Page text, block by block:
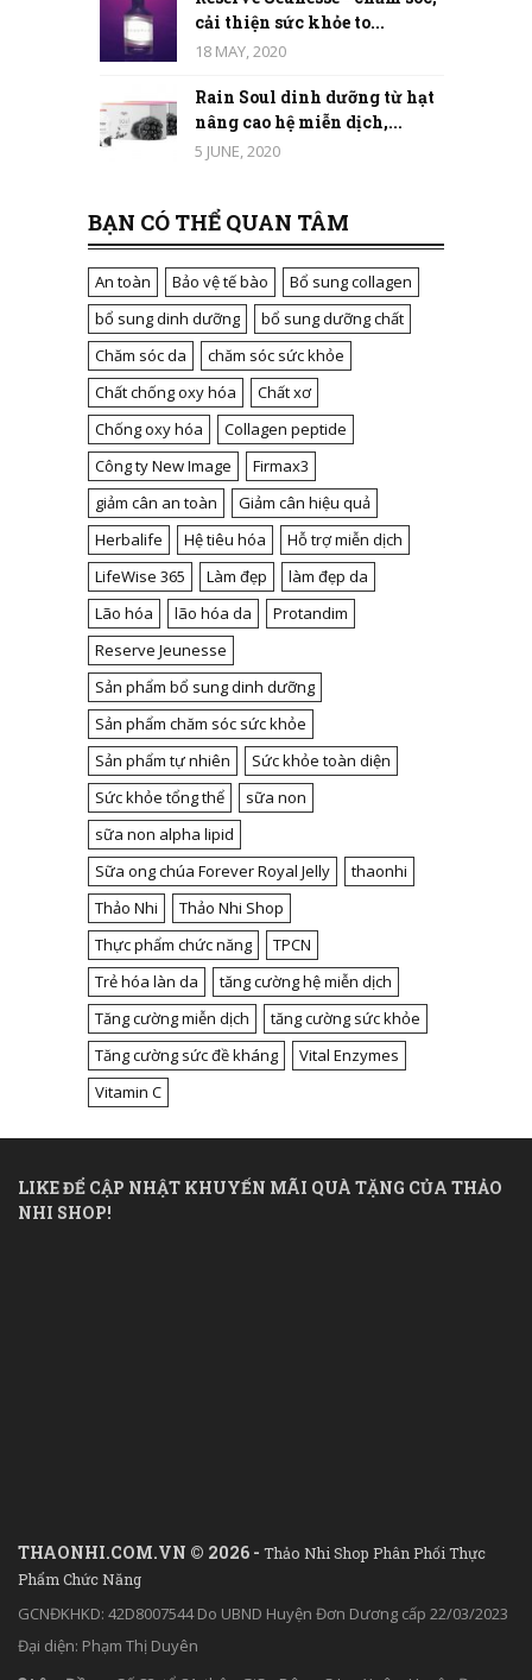
cải thiện sức khỏe to...
18 MAY, 2020
Rain Soul dinh dưỡng từ hạt
nâng cao hệ miễn dịch,...
5 JUNE, 2020
BẠN CÓ THỂ QUAN TÂM
An toàn Bảo vệ tế bào
Bổ sung collagen
bổ sung dinh dưỡng
bổ sung dưỡng chất
Chăm sóc da
chăm sóc sức khỏe
Chất chống oxy hóa
Chất xơ
Chống oxy hóa
Collagen peptide
Công ty New Image
Firmax3
giảm cân an toàn
Giảm cân hiệu quả
Herbalife
Hệ tiêu hóa
Hỗ trợ miễn dịch
LifeWise 365
Làm đẹp
làm đẹp da
Lão hóa
lão hóa da
Protandim
Reserve Jeunesse
Sản phẩm bổ sung dinh dưỡng
Sản phẩm chăm sóc sức khỏe
Sản phẩm tự nhiên
Sức khỏe toàn diện
Sức khỏe tổng thể
sữa non
sữa non alpha lipid
Sữa ong chúa Forever Royal Jelly
thaonhi
Thảo Nhi
Thảo Nhi Shop
Thực phẩm chức năng
TPCN
Trẻ hóa làn da
tăng cường hệ miễn dịch
Tăng cường miễn dịch
tăng cường sức khỏe
Tăng cường sức đề kháng
Vital Enzymes
Vitamin C
LIKE ĐỂ CẬP NHẬT KHUYẾN MÃI QUÀ TẶNG CỦA THẢO
NHI SHOP!
THAONHI.COM.VN © 2026 - Thảo Nhi Shop Phân Phối Thực
Phẩm Chức Năng
GCNĐKHKD: 42D8007544 Do UBND Huyện Đơn Dương cấp 22/03/2023
Đại diện: Phạm Thị Duyên